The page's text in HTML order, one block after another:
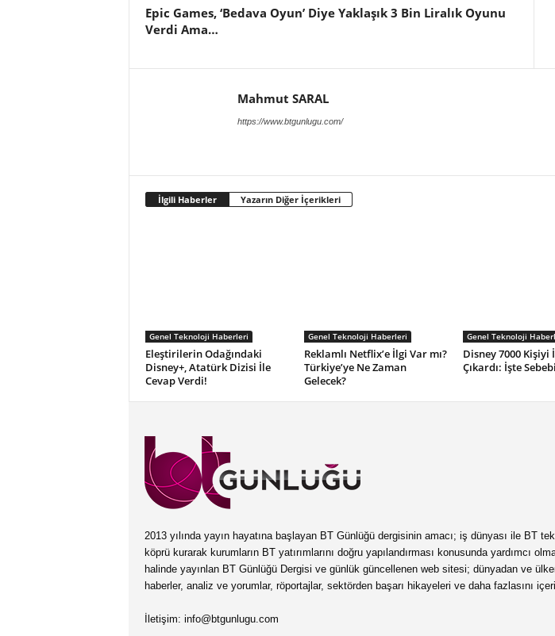
Epic Games, ‘Bedava Oyun’ Diye Yaklaşık 3 Bin Liralık Oyunu
Verdi Ama…
Mahmut SARAL
https://www.btgunlugu.com/
İlgili Haberler Yazarın Diğer İçerikleri
Genel Teknoloji Haberleri
Eleştirilerin Odağındaki
Disney+, Atatürk Dizisi İle
Cevap Verdi!
Genel Teknoloji Haberleri
Reklamlı Netflix’e İlgi Var mı?
Türkiye’ye Ne Zaman
Gelecek?
Genel Teknoloji
Disney 7000 Kişiyi
Çıkardı: İşte
2013 yılında yayın hayatına başlayan BT Günlüğü dergisinin amacı; iş dünyası ile BT
köprü kurarak kurumların BT yatırımlarını doğru yapılandırması konusunda yardımcı
halinde yayınlan BT Günlüğü Dergisi ve günlük güncellenen web sitesi; dünyadan ve
haberler, analiz ve yorumlar, röportajlar, sektörden başarı hikayeleri ve daha fazlasını
İletişim: info@btgunlugu.com